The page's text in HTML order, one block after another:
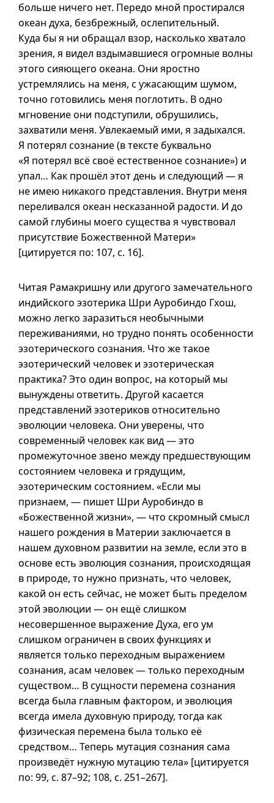
больше ничего нет. Передо мной простирался
океан духа, безбрежный, ослепительный.
Куда быя ни обращал взор, насколько хватало
зрения, я видел вздымавшиеся огромные волны
этого сияющего океана. Они яростно
устремлялись на меня, с ужасающим шумом,
точно готовились меня поглотить. В одно
мгновение они подступили, обрушились,
захватили меня. Увлекаемый ими, я задыхался.
Я потерял сознание (в тексте буквально
«Я потерял всё своё естественное сознание») и
упал… Как прошёл этот день и следующий — я
не имею никакого представления. Внутри меня
переливался океан несказанной радости. И до
самой глубины моего существа я чувствовал
присутствие Божественной Матери»
[цитируется по: 107, с. 16].
Читая Рамакришну или другого замечательного
индийского эзотерика Шри Ауробиндо Гхош,
можно легко заразиться необычными
переживаниями, но трудно понять особенности
эзотерического сознания. Что же такое
эзотерический человек и эзотерическая
практика? Это один вопрос, на который мы
вынуждены ответить. Другой касается
представлений эзотериков относительно
эволюции человека. Они уверены, что
современный человек как вид — это
промежуточное звено между предшествующим
состоянием человека и грядущим,
эзотерическим состоянием. «Если мы
признаем, — пишет Шри Ауробиндо в
«Божественной жизни», — что скромный смысл
нашего рождения в Материи заключается в
нашем духовном развитии на земле, если это в
основе есть эволюция сознания, происходящая
в природе, то нужно признать, что человек,
какой он есть сейчас, не может быть пределом
этой эволюции — он ещё слишком
несовершенное выражение Духа, его ум
слишком ограничен в своих функциях и
является только переходным выражением
сознания, асам человек — только переходным
существом… В сущности перемена сознания
всегда была главным фактором, и эволюция
всегда имела духовную природу, тогда как
физическая перемена была только её
средством… Теперь мутация сознания сама
произведёт нужную мутацию тела» [цитируется
по: 99, с. 87–92; 108, с. 251–267].